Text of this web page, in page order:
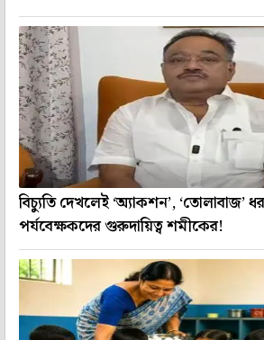
বিচ্যুতি দেখলেই ‘অ্যাকশন’, ‘তোলাবাজ’
পর্যবেক্ষকদের গুরুদায়িত্ব শমীকের!